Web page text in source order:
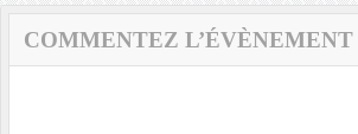
COMMENTEZ L’ÉVÈNEMENT